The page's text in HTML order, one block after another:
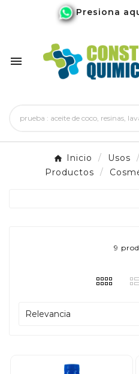
Presiona

Inicio Usos
Productos
9
Relevancia